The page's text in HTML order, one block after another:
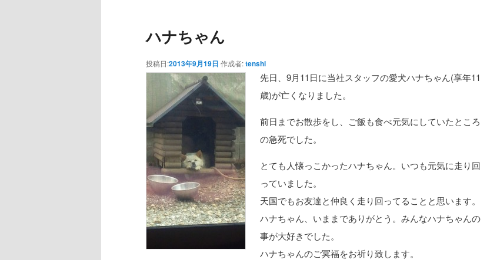
ハナちゃん
投稿日:2013年9月19日 作成者:tenshi
先日、9月11日に当社スタッフの愛犬ハナちゃん(享年11
歳)が亡くなりました。
前日までお散歩をし、ご飯も食べ元気にしていたところ
の急死でした。
とても人懐っこかったハナちゃん。いつも元気に走り回
っていました。
天国でもお友達と仲良く走り回ってることと思います。
ハナちゃん、いままでありがとう。みんなハナちゃんの
事が大好きでした。
ハナちゃんのご冥福をお祈り致します。